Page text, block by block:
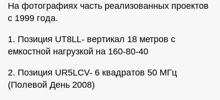
На фотографиях часть реализованных проектов
с 1999 года.
1. Позиция UT8LL- вертикал 18 метров с
емкостной нагрузкой на 160-80-40
2. Позиция UR5LCV- 6 квадратов 50 МГц
(Полевой День 2008)